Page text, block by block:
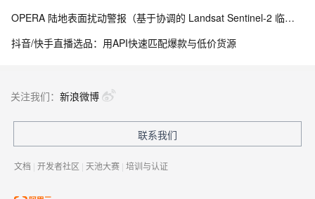
OPERA 陆地表面扰动警报（基于协调的 Landsat Sentinel-2 临时产品，版本 0）
抖音/快手直播选品：用API快速匹配爆款与低价货源
关注我们： 新浪微博
联系我们
文档 | 开发者社区 | 天池大赛 | 培训与认证